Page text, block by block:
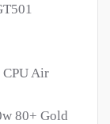
Air
80+ Gold